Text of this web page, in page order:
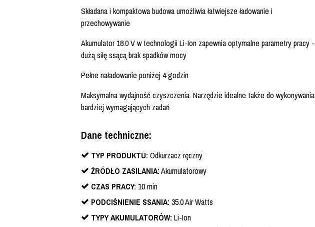
Składana i kompaktowa budowa umożliwia łatwiejsze ładowanie i
przechowywanie
Akumulator 18.0 V w technologii Li-Ion zapewnia optymalne parametry pracy -
dużą siłę ssącą brak spadków mocy
Pełne naładowanie poniżej 4 godzin
Maksymalna wydajność czyszczenia. Narzędzie idealne także do wykonywania
bardziej wymagających zadań
Dane techniczne:
TYP PRODUKTU: Odkurzacz ręczny
ŹRÓDŁO ZASILANIA:Akumulatorowy
CZAS PRACY: 10 min
PODCIŚNIENIE SSANIA: 35.0 Air Watts
TYPY AKUMULATORÓW: Li-Ion